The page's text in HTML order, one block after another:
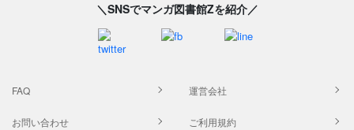
＼SNSでマンガ図書館Zを紹介／
FAQ 運営会社
お問い合わせ ご利用規約